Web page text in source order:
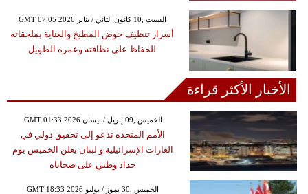
GMT 07:05 2026 السبت ,10 كانون الثاني / يناير
أسرار تنظيف حوض المطبخ والعناية بملحقاته
للحفاظ على نظافته وعمره الطويل
الأخبار الأكثر قراءة
GMT 01:33 2026 الخميس ,09 إبريل / نيسان
الأمم المتحدة تدعو إلى تحقيق دولي في
الغارات الإسرائيلية و لبنان يعلن الخميس يوم
حداد وطني على ضحاياه
GMT 18:33 2026 الخميس ,30 تموز / يوليو